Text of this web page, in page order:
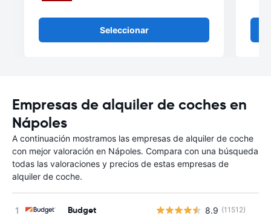
Seleccionar
Empresas de alquiler de coches en
Nápoles
A continuación mostramos las empresas de alquiler de coche
con mejor valoración en Nápoles. Compara con una búsqueda
todas las valoraciones y precios de estas empresas de
alquiler de coche.
Budget 8.9 (11512)